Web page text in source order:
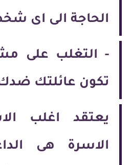
الحاجة الى اى
- التغلب على
تكون عائلتك
يعتقد اغلب
الاسرة هى